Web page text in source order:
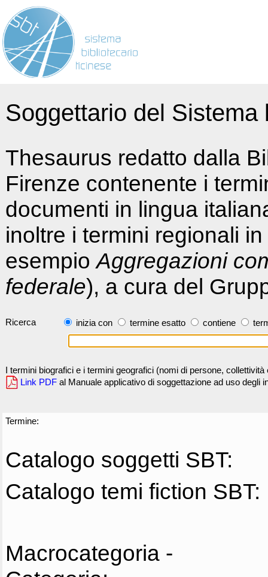
Soggettario del
Thesaurus redatto dalla
Firenze contenente i
documenti in lingua
inoltre i termini regionali
esempioAggregazioni
federale), a cura del
Ricerca inizia con termine esatto contiene
I termini biografici e i termini geografici (nomi di persone,
Link PDF al Manuale applicativo di soggettazione ad uso degli
Termine:
Catalogo soggetti SBT:
Catalogo temi fiction SBT:
Macrocategoria -